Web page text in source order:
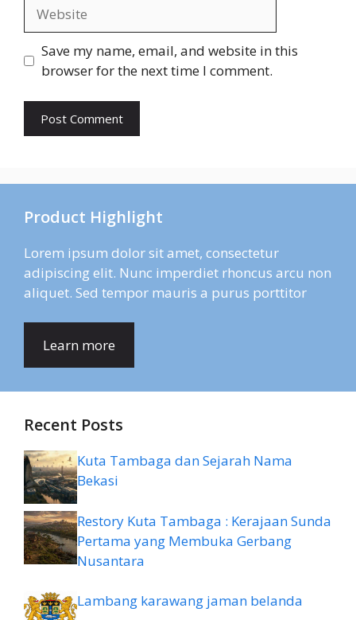
Save my name, email, and website in this
browser for the next time I comment.
Product Highlight
Lorem ipsum dolor sit amet, consectetur
adipiscing elit. Nunc imperdiet rhoncus arcu non
aliquet. Sed tempor mauris a purus porttitor
Learn more
Recent Posts
Kuta Tambaga dan Sejarah Nama
Bekasi
Restory Kuta Tambaga : Kerajaan Sunda
Pertama yang Membuka Gerbang
Nusantara
Lambang karawang jaman belanda